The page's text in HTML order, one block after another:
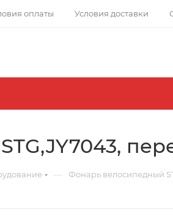
оплаты Условия доставки
— Фонарь велосипедный